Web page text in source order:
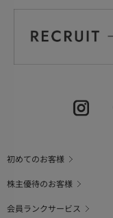
初めてのお客様
株主優待のお客様
会員ランクサービス